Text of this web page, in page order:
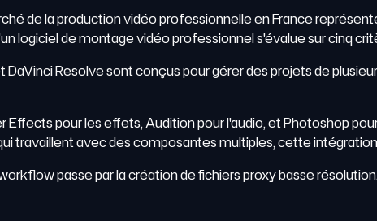
de la production vidéo professionnelle en France
logiciel de montage vidéo professionnel s'évalue sur cinq
DaVinci Resolve sont conçus pour gérer des projets de
pour les effets, Audition pour l'audio, et Photoshop
travaillent avec des composantes multiples, cette
passe par la création de fichiers proxy basse